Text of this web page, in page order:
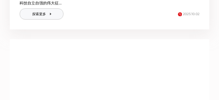
科技自立自强的伟大征...
探索更多 2025.10.02